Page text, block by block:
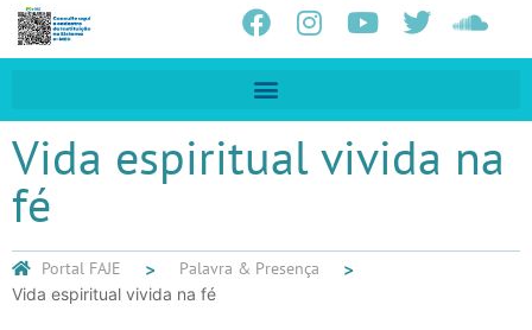
Vida espiritual vivida na
fé
Portal FAJE Palavra & Presença
Vida espiritual vivida na fé